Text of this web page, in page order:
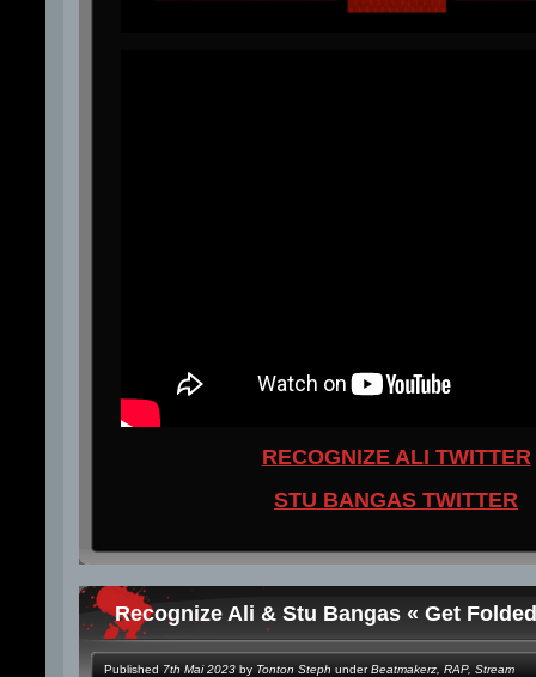
RECOGNIZE ALI TWITTER
STU BANGAS TWITTER
Recognize Ali & Stu Bangas « Get
Published 7th Mai 2023 by Tonton Steph underBeatmakerz RAP, Stream